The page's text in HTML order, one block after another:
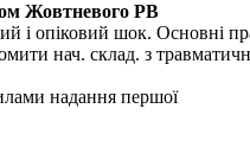
Жовтневого РВ
і опіковий шок. Основні
нач. склад. з
надання першої